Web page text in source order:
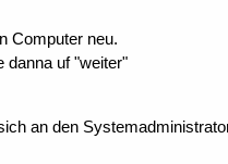
Computer neu.
danna uf "weiter"
an den